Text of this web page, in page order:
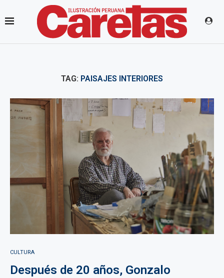
TAG: PAISAJES INTERIORES
CULTURA
Después de 20 años, Gonzalo